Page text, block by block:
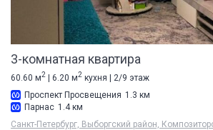
3-комнатная квартира
60.60 м2 | 6.20 м2 кухня | 2/9 этаж
Проспект Просвещения 1.3 км
Парнас 1.4 км
Санкт-Петербург, Выборгский район,